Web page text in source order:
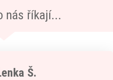
nás říkají...
Š.